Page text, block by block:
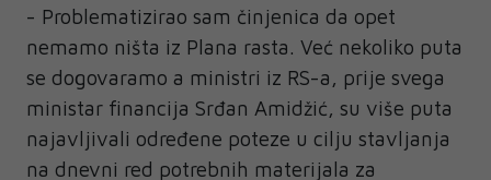
- Problematizirao sam činjenica da opet
nemamo ništa iz Plana rasta. Već nekoliko puta
se dogovaramo a ministri iz RS-a, prije svega
ministar financija Srđan Amidžić, su više puta
najavljivali određene poteze u cilju stavljanja
na dnevni red potrebnih materijala za